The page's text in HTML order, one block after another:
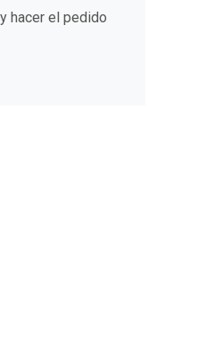
hacer el pedido